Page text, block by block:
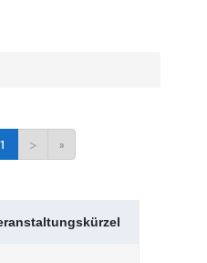
1 > »